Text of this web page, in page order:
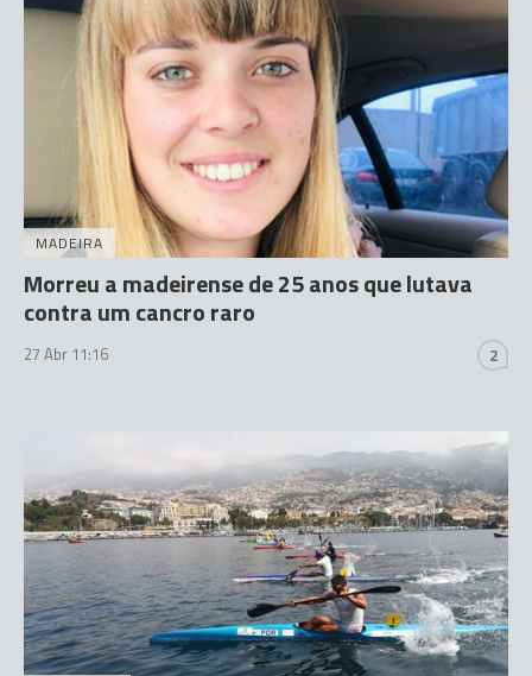
MADEIRA
Morreu a madeirense de 25 anos que lutava
contra um cancro raro
27 Abr 11:16 2